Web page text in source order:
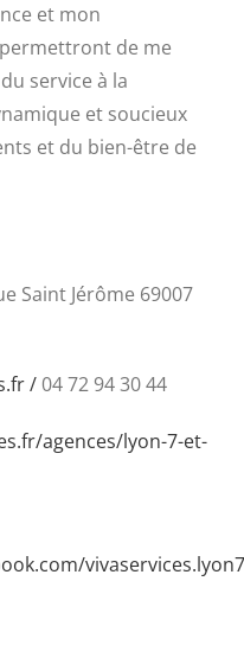
et mon
de me
service à la
et soucieux
et du bien-être de
Saint Jérôme 69007
/ 04 72 94 30 44
agences/lyon-7-et-